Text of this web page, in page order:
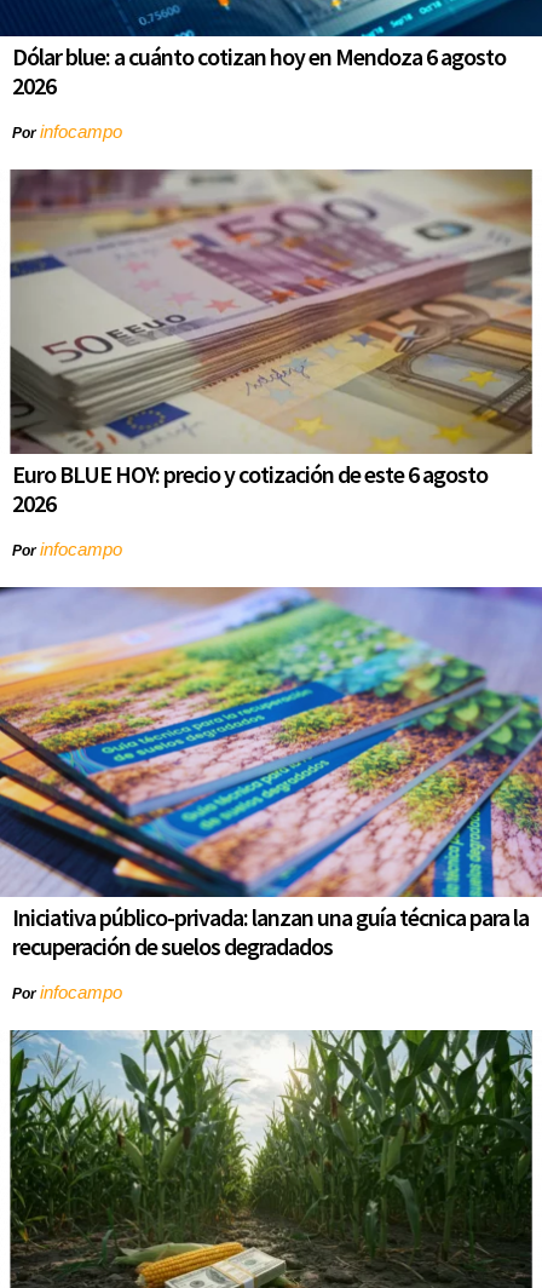
Dólar blue: a cuánto cotizan hoy en Mendoza 6 agosto
2026
Porinfocampo
Euro BLUE HOY: precio y cotización de este 6 agosto
2026
Porinfocampo
Iniciativa público-privada: lanzan una guía técnica para la
recuperación de suelos degradados
Porinfocampo